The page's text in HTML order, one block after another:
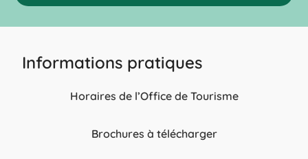
Informations pratiques
Horaires de l’Office de Tourisme
Brochures à télécharger